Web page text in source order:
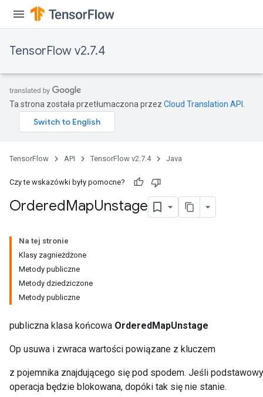
TensorFlow v2.7.4
Ta strona została przetłumaczona przez Cloud Translation API
TensorFlow API TensorFlow v2.7.4 Java
Czy te wskazówki były pomocne?
OrderedMapUnstage
Na tej stronie
Klasy zagnieżdżone
Metody publiczne
Metody dziedziczone
Metody publiczne
publiczna klasa końcowa OrderedMapUnstage
Op usuwa i zwraca wartości powiązane z kluczem
z pojemnika znajdującego się pod spodem. Jeśli
operacja będzie blokowana, dopóki tak się nie stanie.